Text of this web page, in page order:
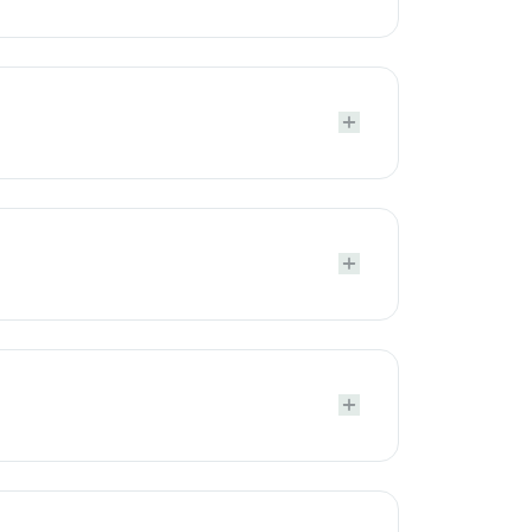





